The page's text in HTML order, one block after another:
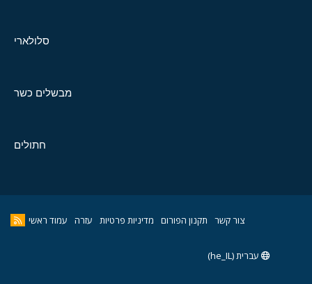
סלולארי
מבשלים כשר
חתולים
צור קשר תקנון הפורום מדיניות פרטיות עזרה עמוד ראשי
עברית (he_IL)